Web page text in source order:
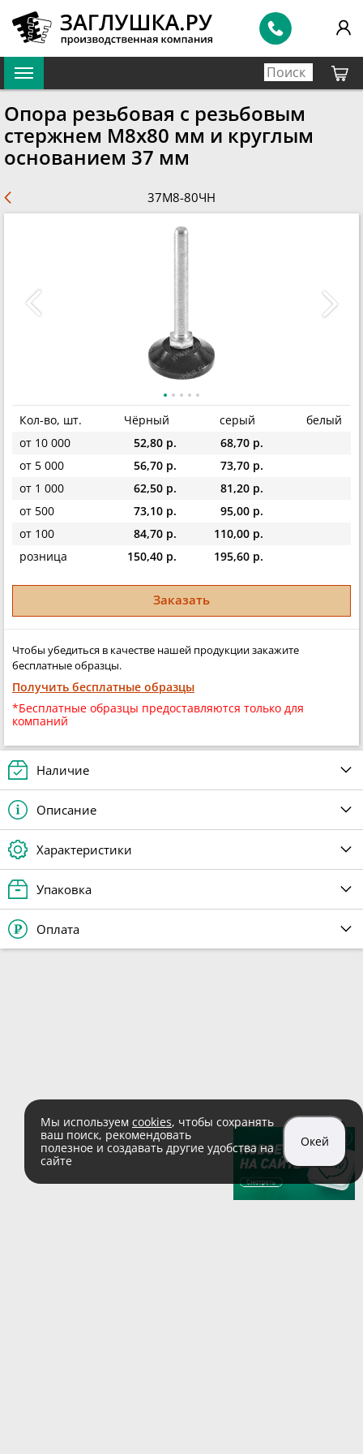
Опора резьбовая с резьбовым
стержнем М8х80 мм и круглым
основанием 37 мм
37М8-80ЧН
Кол-во, шт. Чёрный серый
белый
от 10 000
52,80 р.
68,70 р.
от 5 000
56,70 р.
73,70 р.
от 1 000
62,50 р.
81,20 р.
от 500
73,10 р.
95,00 р.
от 100
84,70 р.
110,00 р.
розница
150,40 р. 195,60 р.
Заказать
Чтобы убедиться в качестве нашей продукции закажите
бесплатные образцы.
Получить бесплатные образцы
*Бесплатные образцы предоставляются только для
компаний
Наличие
Описание
Характеристики
Упаковка
Оплата
Мы используем cookies, чтобы сохранять
ваш поиск, рекомендовать
полезное и создавать другие удобства на
сайте
Окей